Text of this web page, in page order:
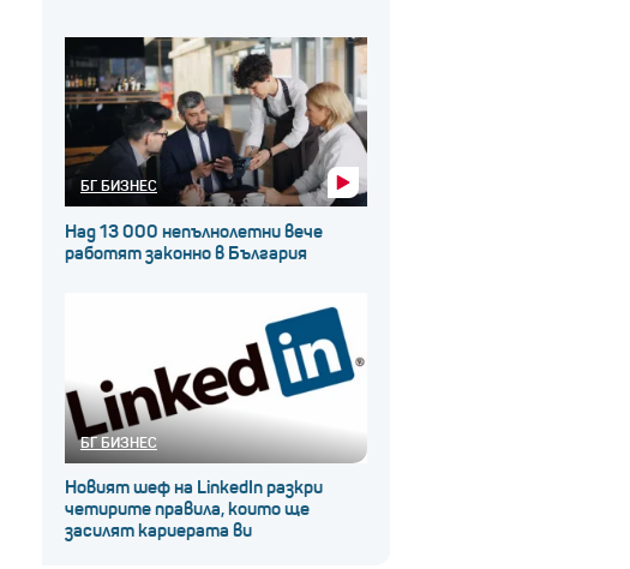
БГ БИЗНЕС
Над 13 000 непълнолетни вече
работят законно в България
БГ БИЗНЕС
Новият шеф на LinkedIn разкри
четирите правила, които ще
засилят кариерата ви